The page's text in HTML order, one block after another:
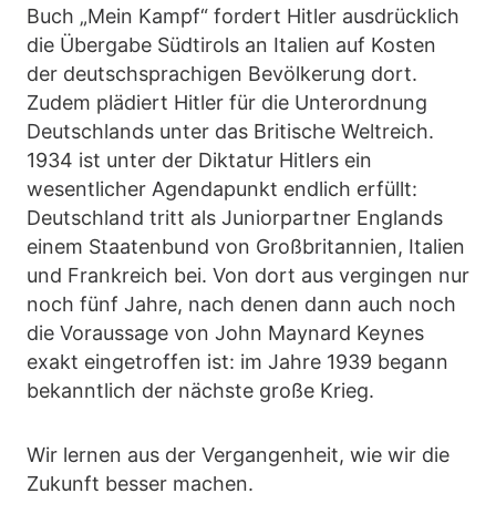
Buch „Mein Kampf“ fordert Hitler ausdrücklich
die Übergabe Südtirols an Italien auf Kosten
der deutschsprachigen Bevölkerung dort.
Zudem plädiert Hitler für die Unterordnung
Deutschlands unter das Britische Weltreich.
1934 ist unter der Diktatur Hitlers ein
wesentlicher Agendapunkt endlich erfüllt:
Deutschland tritt als Juniorpartner Englands
einem Staatenbund von Großbritannien, Italien
und Frankreich bei. Von dort aus vergingen nur
noch fünf Jahre, nach denen dann auch noch
die Voraussage von John Maynard Keynes
exakt eingetroffen ist: im Jahre 1939 begann
bekanntlich der nächste große Krieg.
Wir lernen aus der Vergangenheit, wie wir die
Zukunft besser machen.